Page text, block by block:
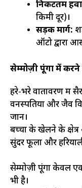
निकटतम
किमी दूर)।
सड़क मार्ग:
ऑटो द्वारा
सेम्मोज़ी पूंगा में करने
हरे-भरे वातावरण में
वनस्पतियों और जैव
जानें।
बच्चों के खेलने के
सुंदर फूलों और
सेम्मोज़ी पूंगा केवल एक
भी है।